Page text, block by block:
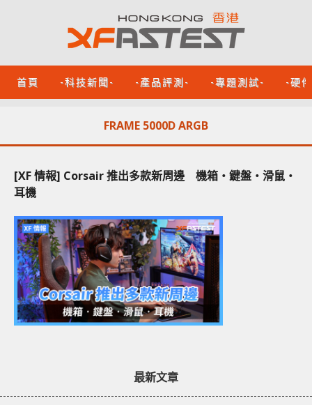
首頁 -科技新聞- -產品評測- -專題測試- -硬
FRAME 5000D ARGB
[XF 情報] Corsair 推出多款新周邊 機箱‧鍵盤‧滑鼠‧
耳機
最新文章